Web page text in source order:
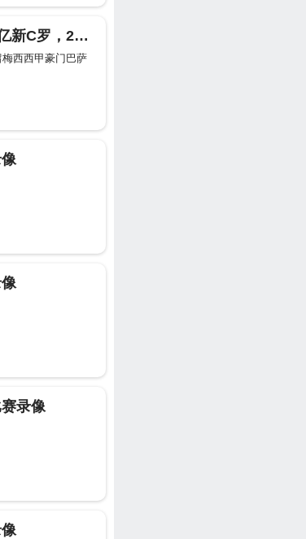
奥斯曼-登贝莱 巴萨大清洗！5大巨星将离队，购1.1亿新C罗，2大步骤留梅西
西西甲豪门巴萨
录像